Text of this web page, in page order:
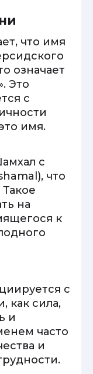
что имя
означает
Это
с
имя.
с
на
к
с
как сила,
и
часто
и